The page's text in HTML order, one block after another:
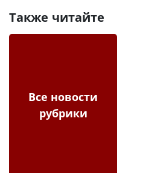
Также читайте
Все новости
рубрики